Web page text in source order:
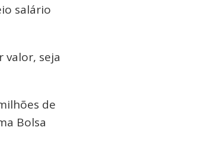
salário
valor, seja
de
Bolsa